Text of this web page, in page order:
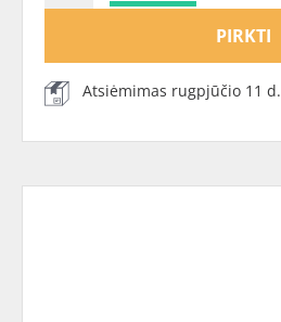
PIRKTI
Atsiėmimas rugpjūčio 11 d.